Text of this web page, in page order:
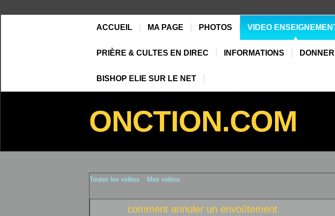
ACCUEIL MA PAGE PHOTOS VIDEO
PRIÈRE & CULTES EN DIREC INFORMATIONS
BISHOP ELIE SUR LE NET
ONCTION.COM
Toutes les vidéos Mes vidéos
comment annuler un envoûtement